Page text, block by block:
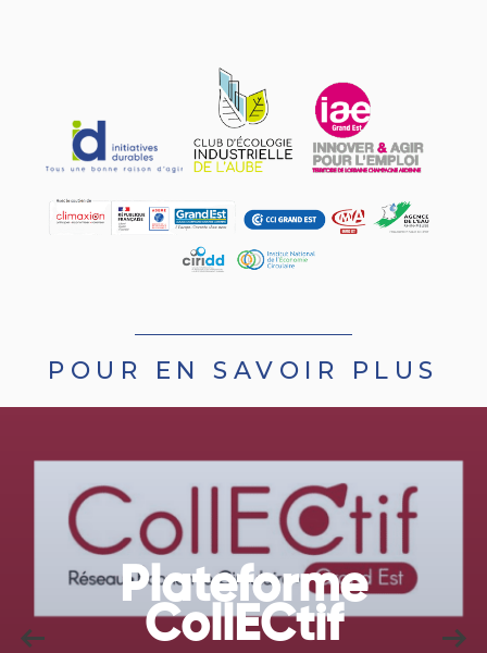
POUR EN SAVOIR PLUS
Plateforme
CollECtif